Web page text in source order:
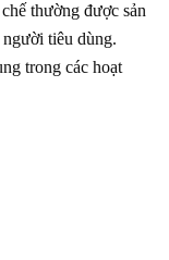
thường được sản
người tiêu dùng.
trong các hoạt